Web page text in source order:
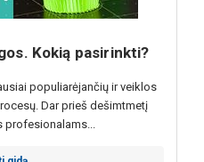
Kokią pasirinkti?
populiarėjančių ir veiklos
Dar prieš dešimtmetį